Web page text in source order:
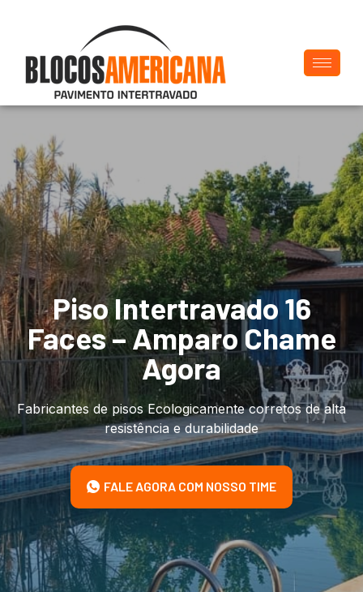
Piso Intertravado 16
Faces – Amparo Chame
Agora
Fabricantes de pisos Ecologicamente corretos de alta
resistência e durabilidade
FALE AGORA COM NOSSO TIME